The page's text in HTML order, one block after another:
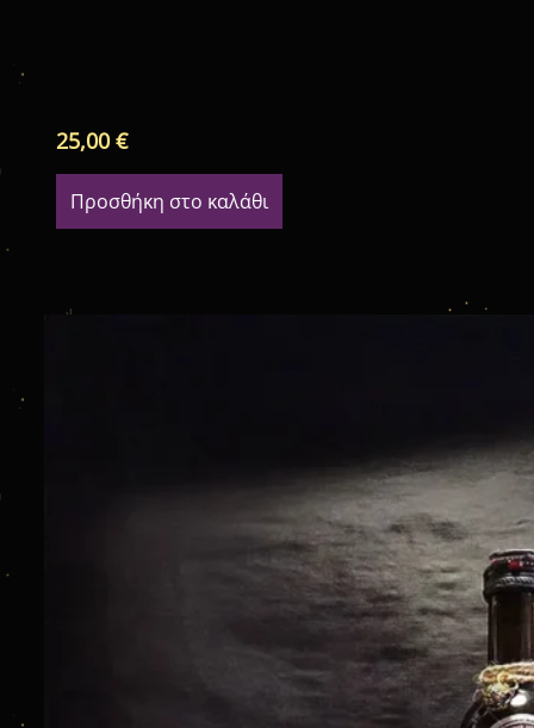
25,00€
Προσθήκη στο καλάθι